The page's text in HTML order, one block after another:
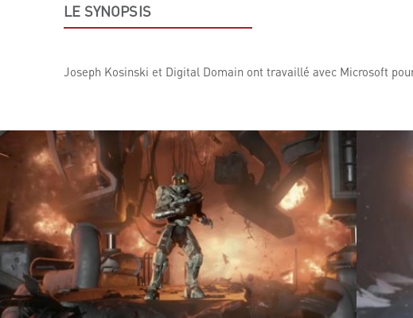
LE SYNOPSIS
Joseph Kosinski et Digital Domain ont travaillé avec Microsoft